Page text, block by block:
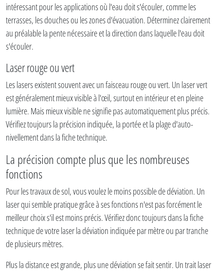
intéressant pour les applications où l'eau doit s'écouler, comme les
terrasses, les douches ou les zones d'évacuation. Déterminez clairement
au préalable la pente nécessaire et la direction dans laquelle l'eau doit
s'écouler.
Laser rouge ou vert
Les lasers existent souvent avec un faisceau rouge ou vert. Un laser vert
est généralement mieux visible à l'œil, surtout en intérieur et en pleine
lumière. Mais mieux visible ne signifie pas automatiquement plus précis.
Vérifiez toujours la précision indiquée, la portée et la plage d'auto-
nivellement dans la fiche technique.
La précision compte plus que les nombreuses
fonctions
Pour les travaux de sol, vous voulez le moins possible de déviation. Un
laser qui semble pratique grâce à ses fonctions n'est pas forcément le
meilleur choix s'il est moins précis. Vérifiez donc toujours dans la fiche
technique de votre laser la déviation indiquée par mètre ou par tranche
de plusieurs mètres.
Plus la distance est grande, plus une déviation se fait sentir. Un trait laser